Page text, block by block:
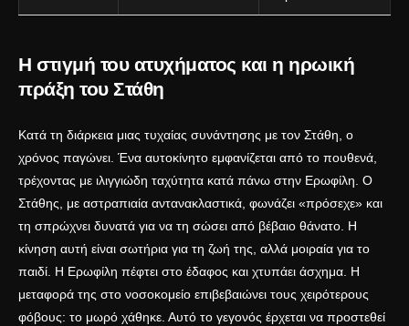
Η στιγμή του ατυχήματος και η ηρωική
πράξη του Στάθη
Κατά τη διάρκεια μιας τυχαίας συνάντησης με τον Στάθη, ο
χρόνος παγώνει. Ένα αυτοκίνητο εμφανίζεται από το πουθενά,
τρέχοντας με ιλιγγιώδη ταχύτητα κατά πάνω στην Ερωφίλη. Ο
Στάθης, με αστραπιαία αντανακλαστικά, φωνάζει «πρόσεχε» και
τη σπρώχνει δυνατά για να τη σώσει από βέβαιο θάνατο. Η
κίνηση αυτή είναι σωτήρια για τη ζωή της, αλλά μοιραία για το
παιδί. Η Ερωφίλη πέφτει στο έδαφος και χτυπάει άσχημα. Η
μεταφορά της στο νοσοκομείο επιβεβαιώνει τους χειρότερους
φόβους: το μωρό χάθηκε. Αυτό το γεγονός έρχεται να προστεθεί